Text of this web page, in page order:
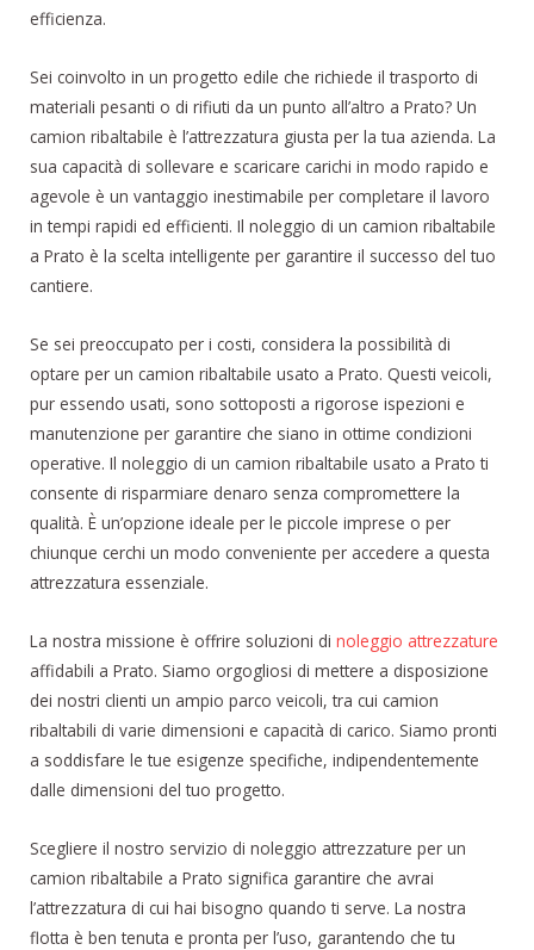
efficienza.
Sei coinvolto in un progetto edile che richiede il trasporto di
materiali pesanti o di rifiuti da un punto all’altro a Prato? Un
camion ribaltabile è l’attrezzatura giusta per la tua azienda. La
sua capacità di sollevare e scaricare carichi in modo rapido e
agevole è un vantaggio inestimabile per completare il lavoro
in tempi rapidi ed efficienti. Il noleggio di un camion ribaltabile
a Prato è la scelta intelligente per garantire il successo del tuo
cantiere.
Se sei preoccupato per i costi, considera la possibilità di
optare per un camion ribaltabile usato a Prato. Questi veicoli,
pur essendo usati, sono sottoposti a rigorose ispezioni e
manutenzione per garantire che siano in ottime condizioni
operative. Il noleggio di un camion ribaltabile usato a Prato ti
consente di risparmiare denaro senza compromettere la
qualità. È un’opzione ideale per le piccole imprese o per
chiunque cerchi un modo conveniente per accedere a questa
attrezzatura essenziale.
La nostra missione è offrire soluzioni di noleggio attrezzature
affidabili a Prato. Siamo orgogliosi di mettere a disposizione
dei nostri clienti un ampio parco veicoli, tra cui camion
ribaltabili di varie dimensioni e capacità di carico. Siamo pronti
a soddisfare le tue esigenze specifiche, indipendentemente
dalle dimensioni del tuo progetto.
Scegliere il nostro servizio di noleggio attrezzature per un
camion ribaltabile a Prato significa garantire che avrai
l’attrezzatura di cui hai bisogno quando ti serve. La nostra
flotta è ben tenuta e pronta per l’uso, garantendo che tu